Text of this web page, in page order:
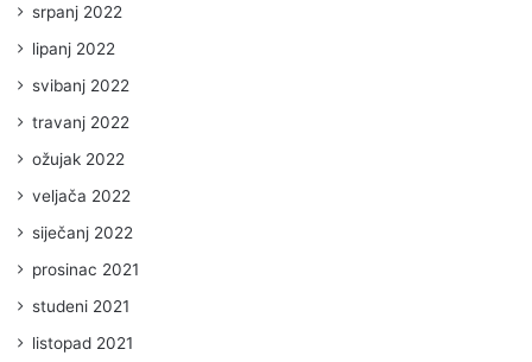
srpanj 2022
lipanj 2022
svibanj 2022
travanj 2022
ožujak 2022
veljača 2022
siječanj 2022
prosinac 2021
studeni 2021
listopad 2021